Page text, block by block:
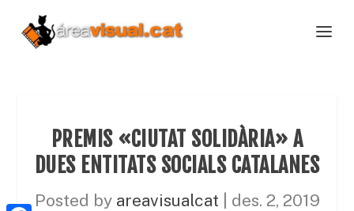
PREMIS «CIUTAT SOLIDÀRIA» A
DUES ENTITATS SOCIALS CATALANES
Posted by areavisualcat
des. 2, 2019